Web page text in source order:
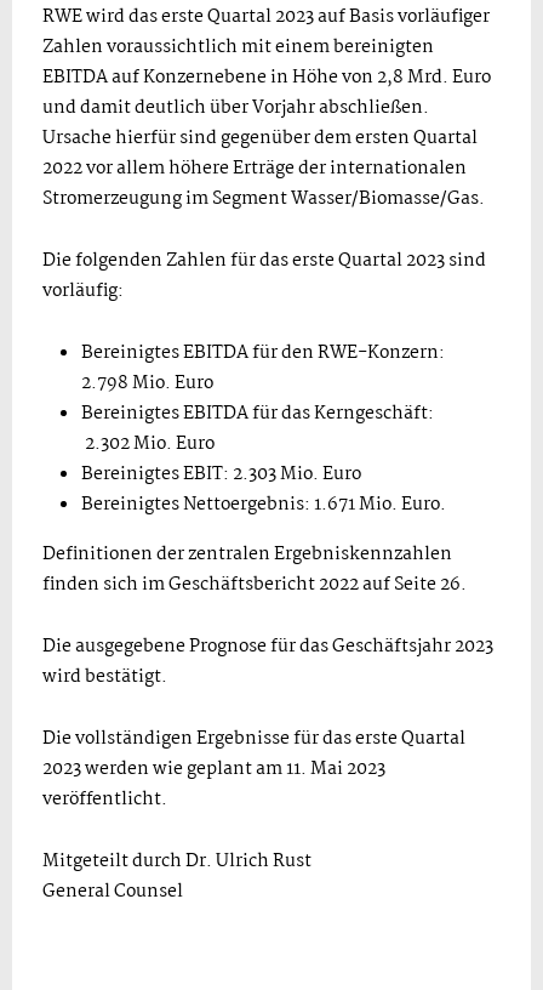
RWE wird das erste Quartal 2023 auf Basis vorläufiger
Zahlen voraussichtlich mit einem bereinigten
EBITDA auf Konzernebene in Höhe von 2,8 Mrd. Euro
und damit deutlich über Vorjahr abschließen.
Ursache hierfür sind gegenüber dem ersten Quartal
2022 vor allem höhere Erträge der internationalen
Stromerzeugung im Segment Wasser/Biomasse/Gas.
Die folgenden Zahlen für das erste Quartal 2023 sind
vorläufig:
Bereinigtes EBITDA für den RWE-Konzern:
2.798 Mio. Euro
Bereinigtes EBITDA für das Kerngeschäft:
2.302 Mio. Euro
Bereinigtes EBIT: 2.303 Mio. Euro
Bereinigtes Nettoergebnis: 1.671 Mio. Euro.
Definitionen der zentralen Ergebniskennzahlen
finden sich im Geschäftsbericht 2022 auf Seite 26.
Die ausgegebene Prognose für das Geschäftsjahr 2023
wird bestätigt.
Die vollständigen Ergebnisse für das erste Quartal
2023 werden wie geplant am 11. Mai 2023
veröffentlicht.
Mitgeteilt durch Dr. Ulrich Rust
General Counsel